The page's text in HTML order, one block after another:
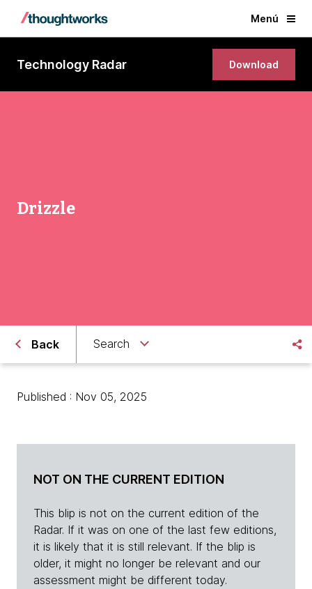
Menú
Technology Radar Download
Drizzle
Back Search
Published : Nov 05, 2025
NOT ON THE CURRENT EDITION
This blip is not on the current edition of the
Radar. If it was on one of the last few editions,
it is likely that it is still relevant. If the blip is
older, it might no longer be relevant and our
assessment might be different today.